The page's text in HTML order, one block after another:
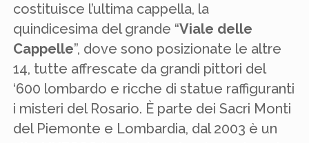
costituisce l’ultima cappella, la
quindicesima del grande “Viale delle
Cappelle”, dove sono posizionate le altre
14, tutte affrescate da grandi pittori del
‘600 lombardo e ricche di statue raffiguranti
i misteri del Rosario. È parte dei Sacri Monti
del Piemonte e Lombardia, dal 2003 è un